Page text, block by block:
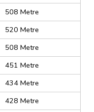
508 Metre
520 Metre
508 Metre
451 Metre
434 Metre
428 Metre